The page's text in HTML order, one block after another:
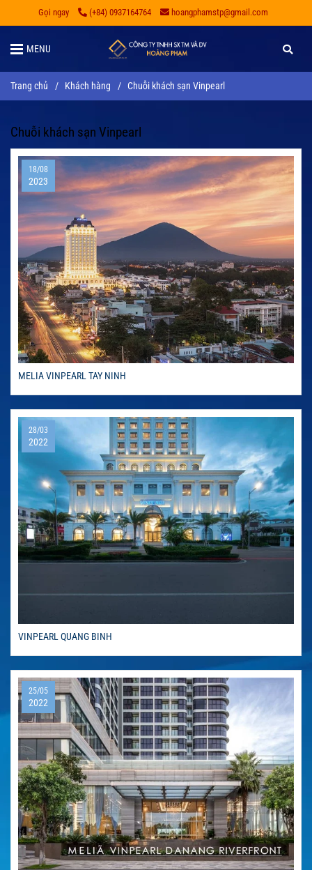
Gọi ngay (+84) 0937164764 hoangphamstp@gmail.com
MENU
Trang chủ / Khách hàng / Chuỗi khách sạn Vinpearl
Chuỗi khách sạn Vinpearl
MELIA VINPEARL TAY NINH
18/08
2023
VINPEARL QUANG BINH
28/03
2022
25/05
2022